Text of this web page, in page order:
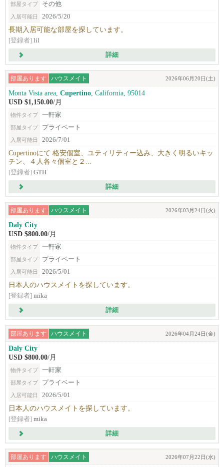
部屋タイプ その他
入居可能日 2026/5/20
長期入居可能な部屋を探しています。
[登録者] lil
詳細
部屋あります ハウスメイト 2026年06月20日(土)
Monta Vista area, Cupertino , California, 95014
USD $1,150.00/月
物件タイプ 一軒家
部屋タイプ プライベート
入居可能日 2026/7/01
Cupertinoにて 格安個室、ユティリティー込み、大きく明るいキッ
チン、４人各々個室と２...
[登録者] GTH
詳細
部屋あります ハウスメイト 2026年03月24日(火)
Daly City
USD $800.00/月
物件タイプ 一軒家
部屋タイプ プライベート
入居可能日 2026/5/01
日本人のハウスメイトを探しています。
[登録者] mika
詳細
部屋あります ハウスメイト 2026年04月24日(金)
Daly City
USD $800.00/月
物件タイプ 一軒家
部屋タイプ プライベート
入居可能日 2026/5/01
日本人のハウスメイトを探しています。
[登録者] mika
詳細
部屋あります ハウスメイト 2026年07月22日(水)